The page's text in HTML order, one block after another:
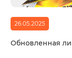
26.05.2025
Обновленная